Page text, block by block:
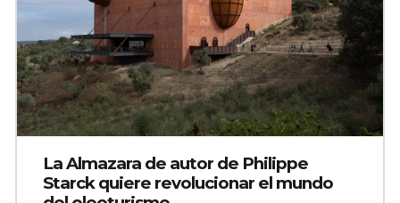
La Almazara de autor de Philippe
Starck quiere revolucionar el mundo